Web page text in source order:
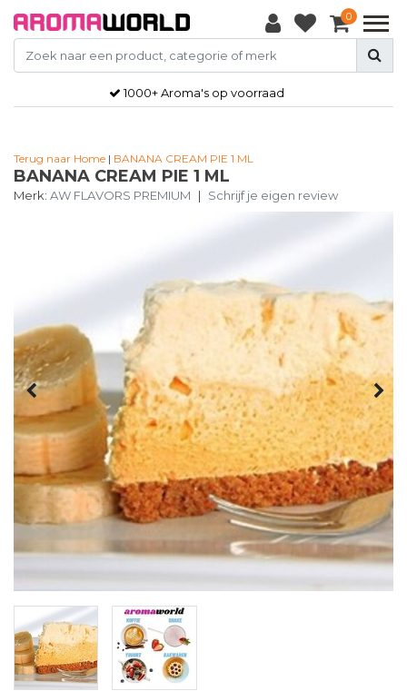
0
1000+ Aroma's op voorraad
Terug naar Home | BANANA CREAM PIE 1 ML
BANANA CREAM PIE 1 ML
Merk: AW FLAVORS PREMIUM | Schrijf je eigen review